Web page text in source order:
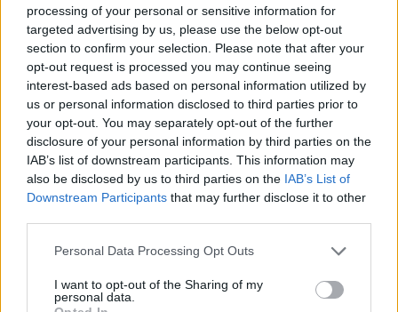
processing of your personal or sensitive information for
targeted advertising by us, please use the below opt-out
section to confirm your selection. Please note that after your
opt-out request is processed you may continue seeing
interest-based ads based on personal information utilized by
us or personal information disclosed to third parties prior to
your opt-out. You may separately opt-out of the further
disclosure of your personal information by third parties on the
IAB’s list of downstream participants. This information may
also be disclosed by us to third parties on the IAB’s List of
Downstream Participants that may further disclose it to other
Personal Data Processing Opt Outs
I want to opt-out of the Sharing of my
personal data.